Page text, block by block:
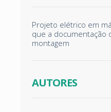
Projeto elétrico em
que a documentação
montagem
AUTORES